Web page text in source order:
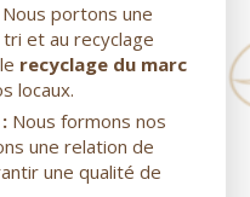
Nous portons une
et au recyclage
recyclage du marc
locaux.
Nous formons nos
une relation de
une qualité de